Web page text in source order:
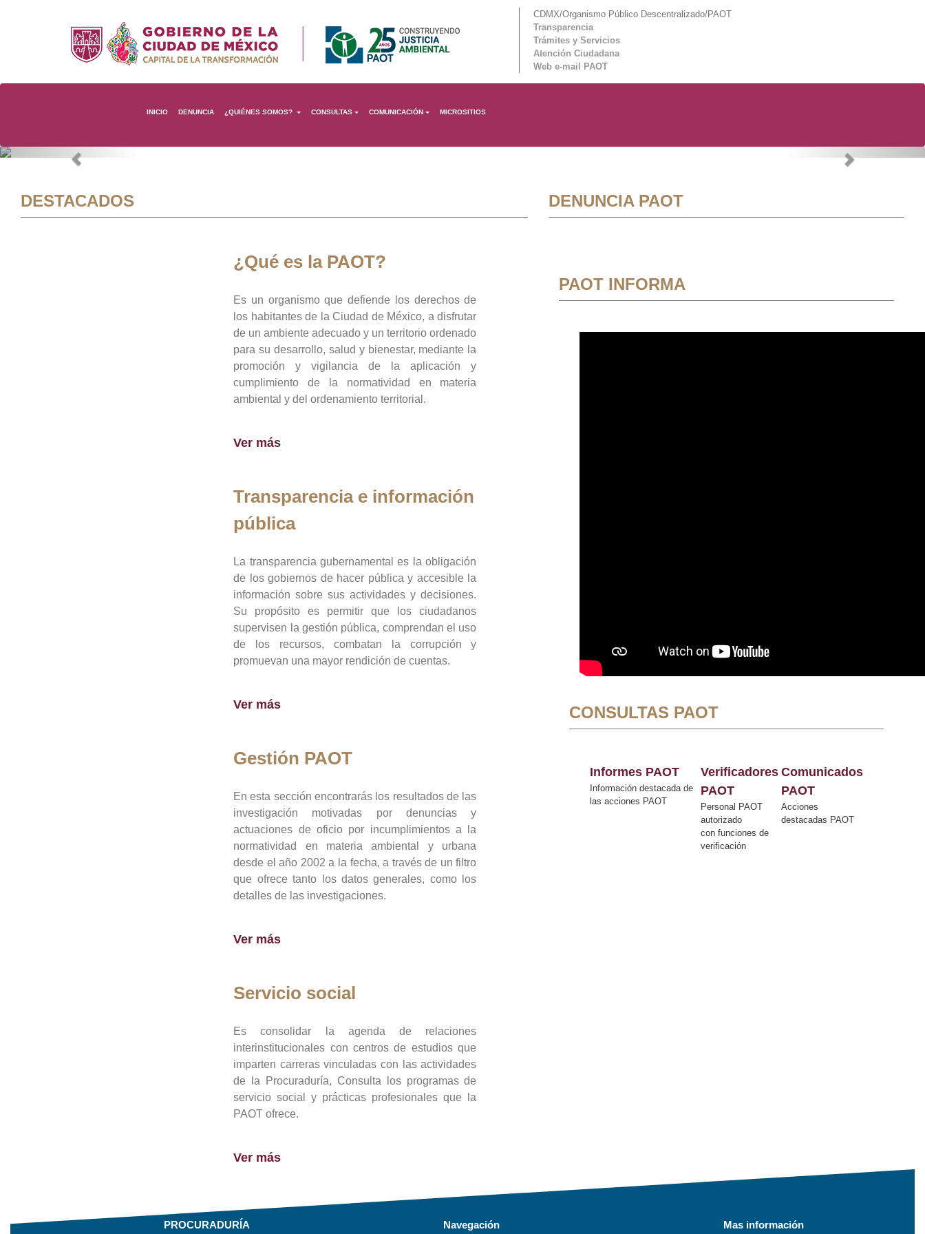
CDMX/Organismo Público Descentralizado/PAOT
Transparencia
Trámites y Servicios
Atención Ciudadana
Web e-mail PAOT
INICIO DENUNCIA ¿QUIÉNES SOMOS? CONSULTAS COMUNICACIÓN MICROSITIOS
Previous Next
DESTACADOS
¿Qué es la PAOT?
Es un organismo que defiende los derechos de
los habitantes de la Ciudad de México, a disfrutar
de un ambiente adecuado y un territorio ordenado
para su desarrollo, salud y bienestar, mediante la
promoción y vigilancia de la aplicación y
cumplimiento de la normatividad en materia
ambiental y del ordenamiento territorial.
Ver más
Transparencia e información
pública
La transparencia gubernamental es la obligación
de los gobiernos de hacer pública y accesible la
información sobre sus actividades y decisiones.
Su propósito es permitir que los ciudadanos
supervisen la gestión pública, comprendan el uso
de los recursos, combatan la corrupción y
promuevan una mayor rendición de cuentas.
Ver más
Gestión PAOT
En esta sección encontrarás los resultados de las
investigación motivadas por denuncias y
actuaciones de oficio por incumplimientos a la
normatividad en materia ambiental y urbana
desde el año 2002 a la fecha, a través de un filtro
que ofrece tanto los datos generales, como los
detalles de las investigaciones.
Ver más
Servicio social
Es consolidar la agenda de relaciones
interinstitucionales con centros de estudios que
imparten carreras vinculadas con las actividades
de la Procuraduría, Consulta los programas de
servicio social y prácticas profesionales que la
PAOT ofrece.
Ver más
DENUNCIA PAOT
PAOT INFORMA
CONSULTAS PAOT
Informes PAOT
Información destacada de
las acciones PAOT
Verificadores
PAOT
Personal PAOT
autorizado
con funciones de
verificación
Comunicados
PAOT
Acciones
destacadas PAOT
PROCURADURÍA Navegación Mas información